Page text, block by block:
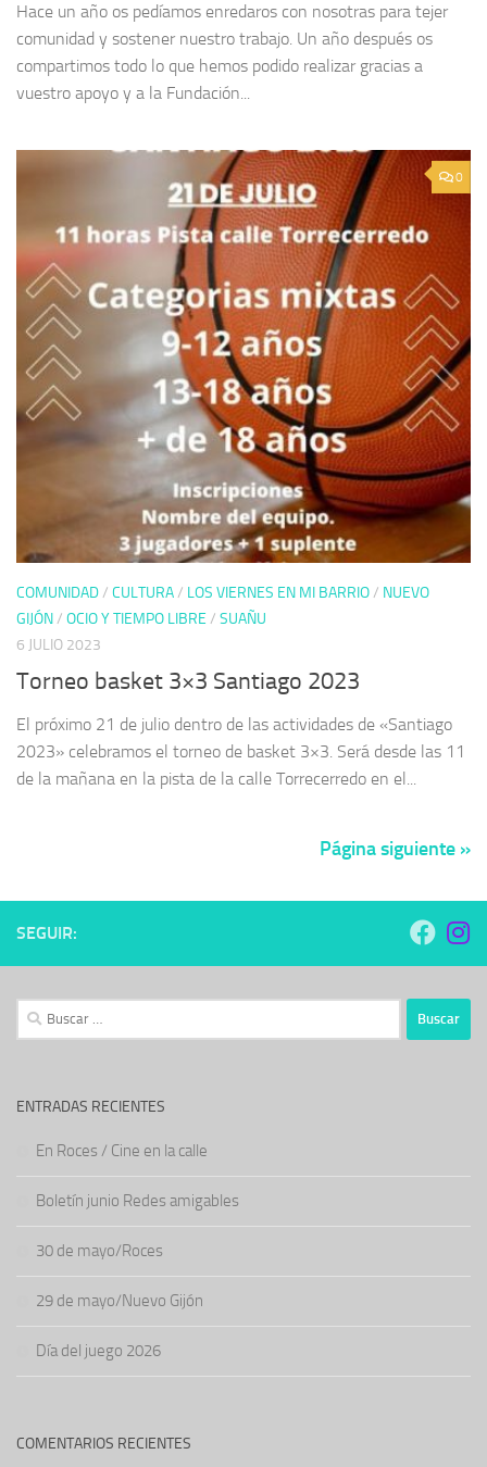
Hace un año os pedíamos enredaros con nosotras para tejer
comunidad y sostener nuestro trabajo. Un año después os
compartimos todo lo que hemos podido realizar gracias a
vuestro apoyo y a la Fundación...
0
COMUNIDAD/ CULTURA/ LOS VIERNES EN MI BARRIO/ NUEVO
GIJÓN/ OCIO Y TIEMPO LIBRE / SUAÑU
6 JULIO 2023
Torneo basket 3×3 Santiago 2023
El próximo 21 de julio dentro de las actividades de «Santiago
2023» celebramos el torneo de basket 3×3. Será desde las 11
de la mañana en la pista de la calle Torrecerredo en el...
Página siguiente »
SEGUIR:
Buscar:
ENTRADAS RECIENTES
En Roces / Cine en la calle
Boletín junio Redes amigables
30 de mayo/Roces
29 de mayo/Nuevo Gijón
Día del juego 2026
COMENTARIOS RECIENTES